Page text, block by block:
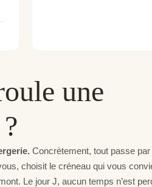
une
Concrètement, tout passe par
choisit le créneau qui vous
Le jour J, aucun temps n’est